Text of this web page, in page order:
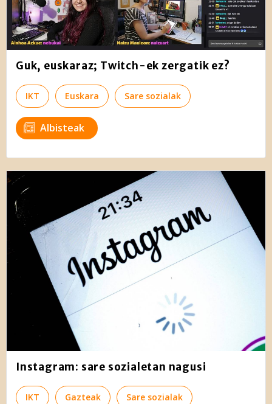
Guk, euskaraz; Twitch-ek zergatik ez?
IKT Euskara Sare sozialak
Albisteak
Instagram: sare sozialetan nagusi
IKT Gazteak Sare sozialak